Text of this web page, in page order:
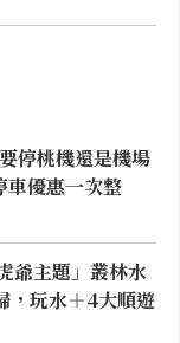
停桃機還是機場
車優惠一次整
爺主題」叢林水
，玩水＋4大順遊